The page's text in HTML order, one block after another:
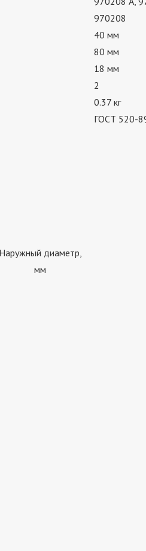
970208
40 мм
80 мм
18 мм
2
0.37 кг
ГОСТ 520-
Наружный диаметр,
мм